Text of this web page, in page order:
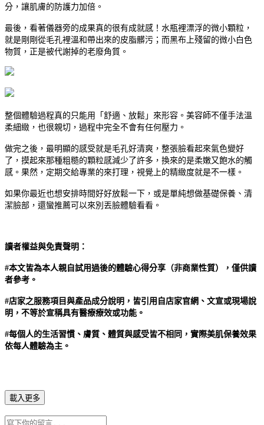
分，讓肌膚的防護力加倍。
最後，看著儀器旁的成果真的很有成就感！水瓶裡漂浮的微小顆粒，
就是剛剛從毛孔裡溫和帶出來的皮脂髒污；而黑布上殘留的微小白色
物質，正是被代謝掉的老廢角質。
整個體驗過程真的只能用「舒適、放鬆」來形容。美容師不僅手法溫
柔細緻，也很親切，過程中完全不會有任何壓力。
做完之後，最明顯的感受就是毛孔好清爽，整張臉看起來氣色變好
了，摸起來那種粗糙的顆粒感減少了許多，換來的是柔嫩又飽水的觸
感。果然，定期交給專業的來打理，視覺上的精緻度就是不一樣。
如果你最近也想安排時間好好放鬆一下，或是單純想做基礎保養、清
潔臉部，還蠻推薦可以來別丟臉體驗看看。
讀者權益與免責聲明：
#本文皆為本人親自試用過後的體驗心得分享（非商業性質），僅供讀
者參考。
#店家之服務項目與產品成分說明，皆引用自店家官網、文宣或現場說
明，不等於宣稱具有醫療療效或功能。
#每個人的生活習慣、膚質、體質與感受皆不相同，實際美肌保養效果
依每人體驗為主。
載入更多